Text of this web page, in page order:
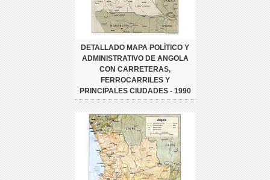
DETALLADO MAPA POLÍTICO Y
ADMINISTRATIVO DE ANGOLA
CON CARRETERAS,
FERROCARRILES Y
PRINCIPALES CIUDADES - 1990